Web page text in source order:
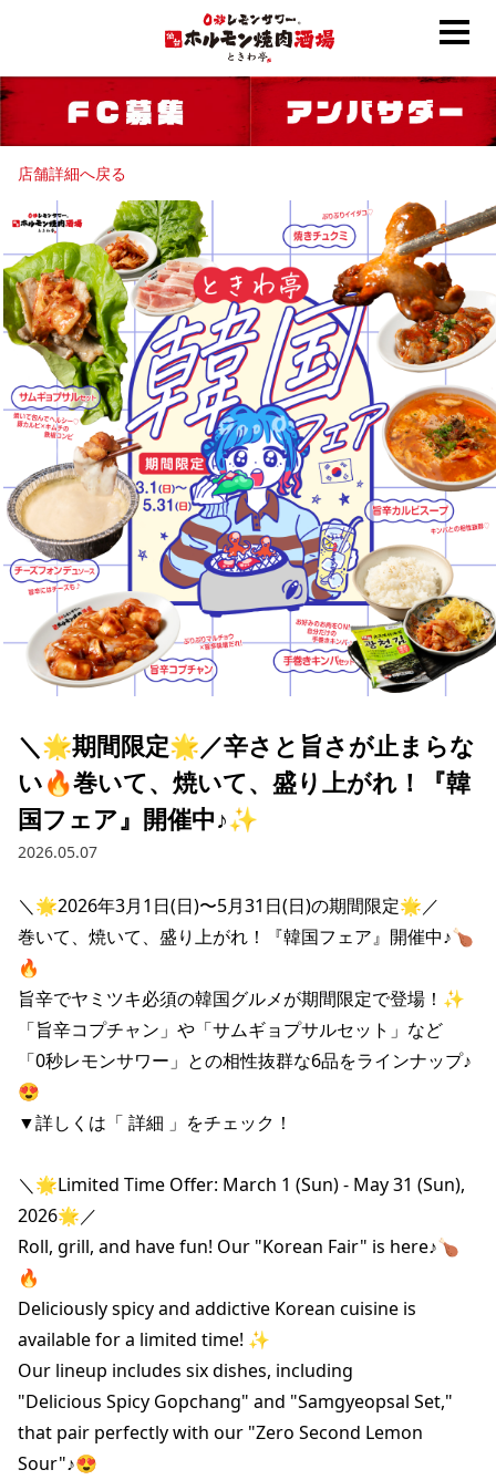
店舗詳細へ戻る
＼🌟期間限定🌟／辛さと旨さが止まらな
い🔥巻いて、焼いて、盛り上がれ！『韓
国フェア』開催中♪✨
2026.05.07
＼🌟2026年3月1日(日)〜5月31日(日)の期間限定🌟／
巻いて、焼いて、盛り上がれ！『韓国フェア』開催中♪🍗
🔥
旨辛でヤミツキ必須の韓国グルメが期間限定で登場！✨
「旨辛コプチャン」や「サムギョプサルセット」など
「0秒レモンサワー」との相性抜群な6品をラインナップ♪
😍
▼詳しくは「 詳細 」をチェック！
＼🌟Limited Time Offer: March 1 (Sun) - May 31 (Sun),
2026🌟／
Roll, grill, and have fun! Our "Korean Fair" is here♪🍗
🔥
Deliciously spicy and addictive Korean cuisine is
available for a limited time! ✨
Our lineup includes six dishes, including
"Delicious Spicy Gopchang" and "Samgyeopsal Set,"
that pair perfectly with our "Zero Second Lemon
Sour"♪😍